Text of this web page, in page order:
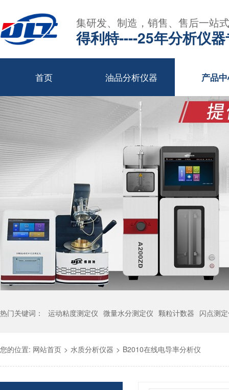
集研发、制造，销售、售后一站
得利特----25年分析仪
首页 油品分析仪器 产品
热门关键词： 运动粘度测定仪 微量水分测定仪 颗粒计数器 闪点测
您的位置: 网站首页 > 水质分析仪器 > B2010在线电导率分析仪